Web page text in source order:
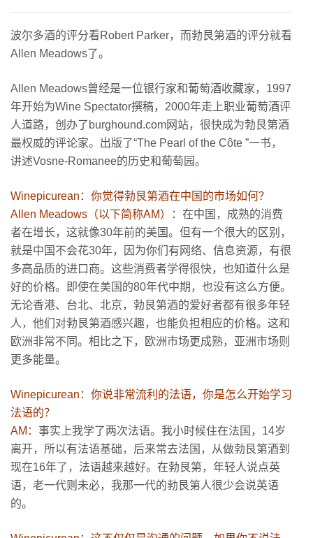
波尔多酒的评分看Robert Parker，而勃艮第酒的评分就看
Allen Meadows了。
Allen Meadows曾经是一位银行家和葡萄酒收藏家，1997
年开始为Wine Spectator撰稿，2000年走上职业葡萄酒评
人道路，创办了burghound.com网站，很快成为勃艮第酒
最权威的评论家。出版了“The Pearl of the Côte ”一书，
讲述Vosne-Romanee的历史和葡萄园。
Winepicurean：你觉得勃艮第酒在中国的市场如何？
Allen Meadows（以下简称AM）
：在中国，成熟的消费
者在增长，这就像30年前的美国。但有一个很大的区别，
就是中国不会花30年，因为你们有网络、信息资源，有很
多高品质的进口商。这些消费者学得很快，也知道什么是
好的价格。即使在美国的80年代中期，也没有这么方便。
无论香港、台北、北京，勃艮第酒的爱好者都有很多年轻
人，他们对勃艮第酒感兴趣，也能负担相应的价格。这和
欧洲非常不同。相比之下，欧洲市场更成熟，亚洲市场则
更多能量。
Winepicurean：你说非常流利的法语，你是怎么开始学习
法语的？
AM ：事实上我学了两次法语。我小时候住在法国，14岁
离开，所以有法语基础，后来常去法国，从做勃艮第酒到
现在16年了，法语越来越好。在勃艮第，年轻人说点英
语，老一代则未必，我那一代的勃艮第人很少会说英语
的。